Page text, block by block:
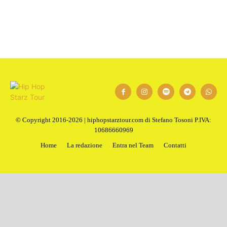
© Copyright 2016-2026 | hiphopstarztour.com di Stefano Tosoni P.IVA:
10686660969
Home
La redazione Entra nel Team Contatti